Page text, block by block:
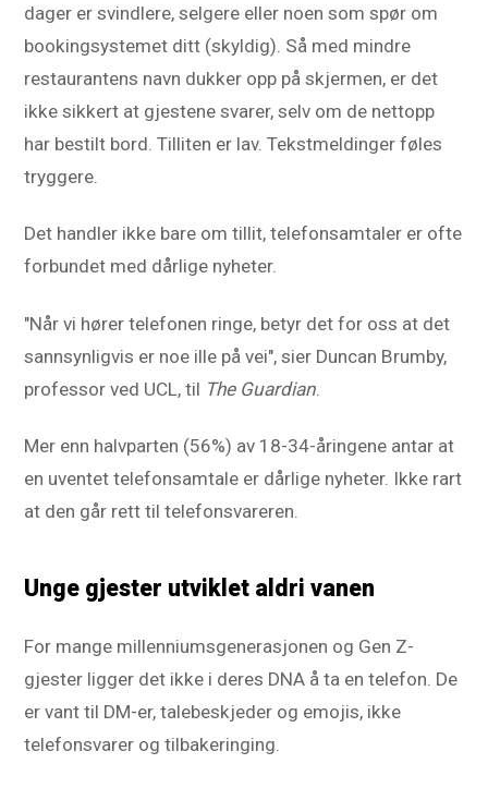
dager er svindlere, selgere eller noen som spør om
bookingsystemet ditt (skyldig). Så med mindre
restaurantens navn dukker opp på skjermen, er det
ikke sikkert at gjestene svarer, selv om de nettopp
har bestilt bord. Tilliten er lav. Tekstmeldinger føles
tryggere.
Det handler ikke bare om tillit, telefonsamtaler er ofte
forbundet med dårlige nyheter.
"Når vi hører telefonen ringe, betyr det for oss at det
sannsynligvis er noe ille på vei", sier Duncan Brumby,
professor ved UCL, til The Guardian
Mer enn halvparten (56%) av 18-34-åringene antar at
en uventet telefonsamtale er dårlige nyheter. Ikke rart
at den går rett til telefonsvareren.
Unge gjester utviklet aldri vanen
For mange millenniumsgenerasjonen og Gen Z-
gjester ligger det ikke i deres DNA å ta en telefon. De
er vant til DM-er, talebeskjeder og emojis, ikke
telefonsvarer og tilbakeringing.